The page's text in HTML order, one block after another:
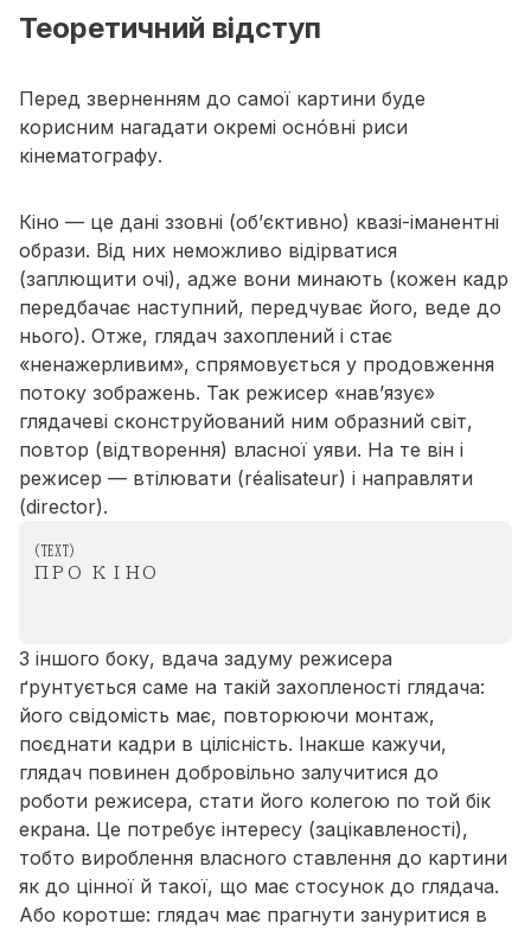
Теоретичний відступ
Перед зверненням до самої картини буде
корисним нагадати окремі оснóвні риси
кінематографу.
Кіно — це дані ззовні (об’єктивно) квазі-іманентні
образи. Від них неможливо відірватися
(заплющити очі), адже вони минають (кожен кадр
передбачає наступний, передчуває його, веде до
нього). Отже, глядач захоплений і стає
«ненажерливим», спрямовується у продовження
потоку зображень. Так режисер «нав’язує»
глядачеві сконструйований ним образний світ,
повтор (відтворення) власної уяви. На те він і
режисер — втілювати (réalisateur) і направляти
(director).
(TEXT)
ПРО КІНО
З іншого боку, вдача задуму режисера
ґрунтується саме на такій захопленості глядача:
його свідомість має, повторюючи монтаж,
поєднати кадри в цілісність. Інакше кажучи,
глядач повинен добровільно залучитися до
роботи режисера, стати його колегою по той бік
екрана. Це потребує інтересу (зацікавленості),
тобто вироблення власного ставлення до картини
як до цінної й такої, що має стосунок до глядача.
Або коротше: глядач має прагнути зануритися в